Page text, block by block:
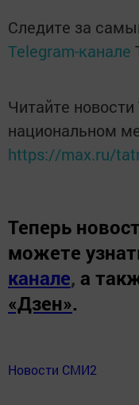
Следите за
Telegram-канале
Читайте новости
национальном
https://max.ru/
Теперь
можете
канале, а
«Дзен».
Новости СМИ2